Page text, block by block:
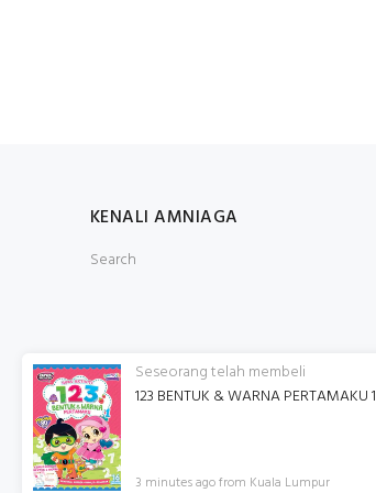
KENALI AMNIAGA
Search
Seseorang telah membeli
123 BENTUK & WARNA PERTAMAKU 1
3 minutes ago from Kuala Lumpur